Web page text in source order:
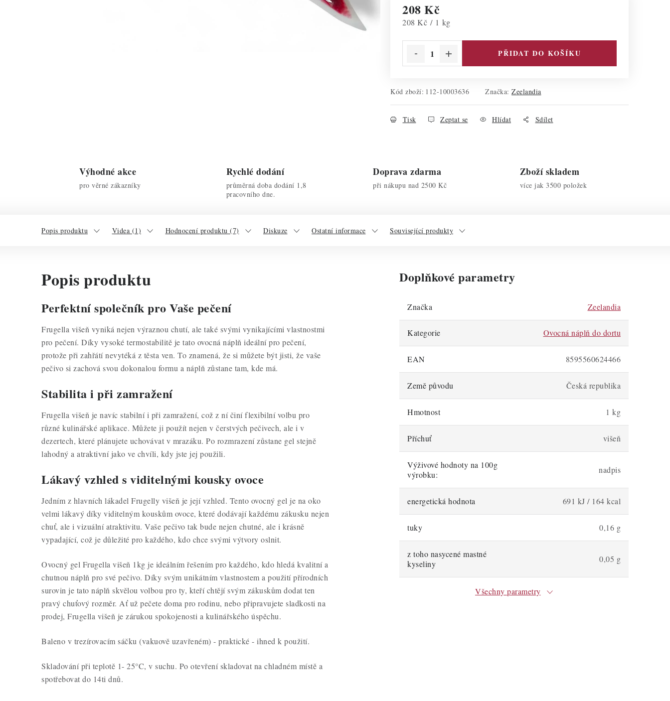
208 Kč
Měrná cena:
208 Kč / 1 kg
PŘIDAT DO KOŠÍKU
Kód zboží: 112-10003636 Značka: Zeelandia
Tisk Zeptat se Hlídat Sdílet
Výhodné akce
pro věrné zákazníky
Rychlé dodání
průměrná doba dodání 1,8
pracovního dne.
Doprava zdarma
při nákupu nad 2500 Kč
Zboží skladem
více jak 3500 položek
Popis produktu Videa (1) Hodnocení produktu (7) Diskuze Ostatní informace Související produkty
Popis produktu
Perfektní společník pro Vaše pečení
Frugella višeň vyniká nejen výraznou chutí, ale také svými vynikajícími vlastnostmi
pro pečení. Díky vysoké termostabilitě je tato ovocná náplň ideální pro pečení,
protože při zahřátí nevytéká z těsta ven. To znamená, že si můžete být jisti, že vaše
pečivo si zachová svou dokonalou formu a náplň zůstane tam, kde má.
Stabilita i při zamražení
Frugella višeň je navíc stabilní i při zamražení, což z ní činí flexibilní volbu pro
různé kulinářské aplikace. Můžete ji použít nejen v čerstvých pečivech, ale i v
dezertech, které plánujete uchovávat v mrazáku. Po rozmrazení zůstane gel stejně
lahodný a atraktivní jako ve chvíli, kdy jste jej použili.
Lákavý vzhled s viditelnými kousky ovoce
Jedním z hlavních lákadel Frugelly višeň je její vzhled. Tento ovocný gel je na oko
velmi lákavý díky viditelným kouskům ovoce, které dodávají každému zákusku nejen
chuť, ale i vizuální atraktivitu. Vaše pečivo tak bude nejen chutné, ale i krásně
vypadající, což je důležité pro každého, kdo chce svými výtvory oslnit.
Ovocný gel Frugella višeň 1kg je ideálním řešením pro každého, kdo hledá kvalitní a
chutnou náplň pro své pečivo. Díky svým unikátním vlastnostem a použití přírodních
surovin je tato náplň skvělou volbou pro ty, kteří chtějí svým zákuskům dodat ten
pravý chuťový rozměr. Ať už pečete doma pro rodinu, nebo připravujete sladkosti na
prodej, Frugella višeň je zárukou spokojenosti a kulinářského úspěchu.
Baleno v trezírovacím sáčku (vakuově uzavřeném) - praktické - ihned k použití.
Skladování při teplotě 1- 25°C, v suchu. Po otevření skladovat na chladném místě a
spotřebovat do 14ti dnů.
Doplňkové parametry
Značka Zeelandia
Kategorie Ovocná náplň do dortu
EAN 8595560624466
Země původu Česká republika
Hmotnost 1 kg
Příchuť višeň
Výživové hodnoty na 100g
výrobku:
nadpis
energetická hodnota 691 kJ / 164 kcal
tuky 0,16 g
z toho nasycené mastné
kyseliny
0,05 g
Všechny parametry